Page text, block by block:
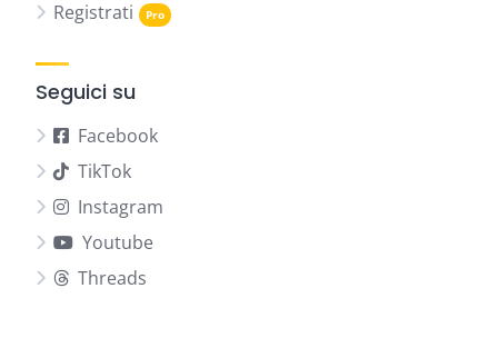
Registrati
Seguici su
Facebook
TikTok
Instagram
Youtube
Threads